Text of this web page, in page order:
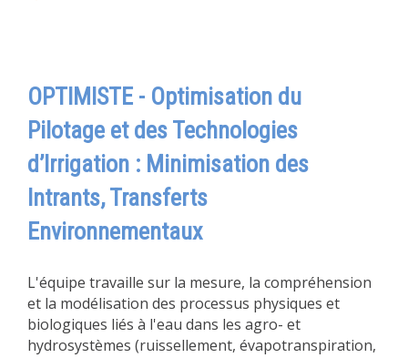
OPTIMISTE - Optimisation du
Pilotage et des Technologies
d’Irrigation : Minimisation des
Intrants, Transferts
Environnementaux
L'équipe travaille sur la mesure, la compréhension
et la modélisation des processus physiques et
biologiques liés à l'eau dans les agro- et
hydrosystèmes (ruissellement, évapotranspiration,